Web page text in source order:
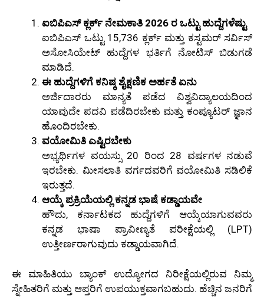
ಐಬಿಪಿಎಸ್ ಕ್ಲರ್ಕ್ ನೇಮಕಾತಿ 2026 ರ ಒಟ್ಟು ಹುದ್ದೆಗಳೆಷ್ಟು
ಐಬಿಪಿಎಸ್ ಒಟ್ಟು 15,736 ಕ್ಲರ್ಕ್ ಮತ್ತು ಕಸ್ಟಮರ್ ಸರ್ವಿಸ್
ಅಸೋಸಿಯೇಟ್ ಹುದ್ದೆಗಳ ಭರ್ತಿಗೆ ನೋಟಿಸ್ ಬಿಡುಗಡೆ
ಮಾಡಿದೆ.
ಈ ಹುದ್ದೆಗಳಿಗೆ ಕನಿಷ್ಠ ಶೈಕ್ಷಣಿಕ ಅರ್ಹತೆ ಏನು
ಅರ್ಜಿದಾರರು ಮಾನ್ಯತೆ ಪಡೆದ ವಿಶ್ವವಿದ್ಯಾಲಯದಿಂದ
ಯಾವುದೇ ಪದವಿ ಪಡೆದಿರಬೇಕು ಮತ್ತು ಕಂಪ್ಯೂಟರ್ ಜ್ಞಾನ
ಹೊಂದಿರಬೇಕು.
ವಯೋಮಿತಿ ಎಷ್ಟಿರಬೇಕು
ಅಭ್ಯರ್ಥಿಗಳ ವಯಸ್ಸು 20 ರಿಂದ 28 ವರ್ಷಗಳ ನಡುವೆ
ಇರಬೇಕು. ಮೀಸಲಾತಿ ವರ್ಗದವರಿಗೆ ವಯೋಮಿತಿ ಸಡಿಲಿಕೆ
ಇರುತ್ತದೆ.
ಆಯ್ಕೆ ಪ್ರಕ್ರಿಯೆಯಲ್ಲಿ ಕನ್ನಡ ಭಾಷೆ ಕಡ್ಡಾಯವೇ
ಹೌದು, ಕರ್ನಾಟಕದ ಹುದ್ದೆಗಳಿಗೆ ಆಯ್ಕೆಯಾಗುವವರು
ಕನ್ನಡ ಭಾಷಾ ಪ್ರಾವೀಣ್ಯತೆ ಪರೀಕ್ಷೆಯಲ್ಲಿ (LPT)
ಉತ್ತೀರ್ಣರಾಗುವುದು ಕಡ್ಡಾಯವಾಗಿದೆ.
ಈ ಮಾಹಿತಿಯು ಬ್ಯಾಂಕ್ ಉದ್ಯೋಗದ ನಿರೀಕ್ಷೆಯಲ್ಲಿರುವ ನಿಮ್ಮ
ಸ್ನೇಹಿತರಿಗೆ ಮತ್ತು ಆಪ್ತರಿಗೆ ಉಪಯುಕ್ತವಾಗಬಹುದು. ಹೆಚ್ಚಿನ ಜನರಿಗೆ